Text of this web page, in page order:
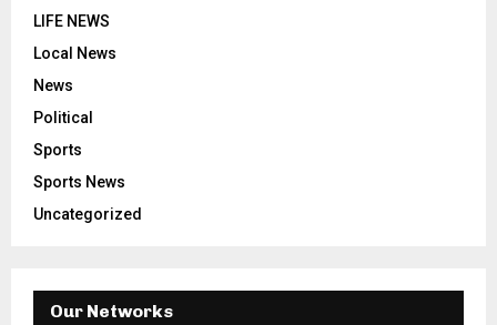
LIFE NEWS
Local News
News
Political
Sports
Sports News
Uncategorized
Our Networks